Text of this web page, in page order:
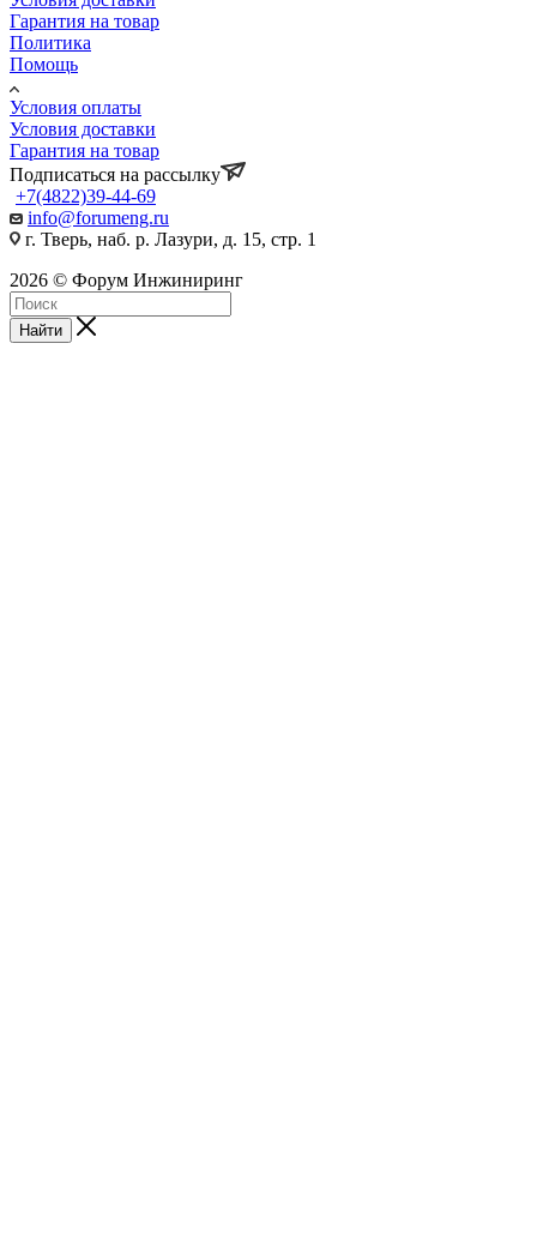
Гарантия на товар
Политика
Помощь
Условия оплаты
Условия доставки
Гарантия на товар
Подписаться на рассылку
+7(4822)39-44-69
info@forumeng.ru
г. Тверь, наб. р. Лазури, д. 15, стр. 1
2026 © Форум Инжиниринг
Найти